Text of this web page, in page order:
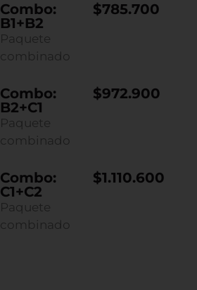
Combo:
B1+B2
Paquete
combinado
$785.700
Combo:
B2+C1
Paquete
combinado
$972.900
Combo:
C1+C2
Paquete
combinado
$1.110.600